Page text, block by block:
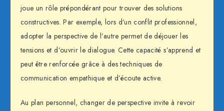
joue un rôle prépondérant pour trouver des solutions
constructives. Par exemple, lors d’un conflit professionnel,
adopter la perspective de l’autre permet de déjouer les
tensions et d’ouvrir le dialogue. Cette capacité s’apprend et
peut être renforcée grâce à des techniques de
communication empathique et d’écoute active.
Au plan personnel, changer de perspective invite à revoir